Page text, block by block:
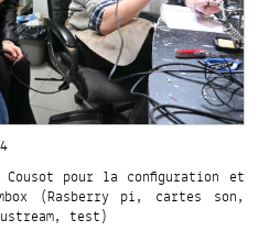
Cousot pour la configuration et
(Rasberry pi, cartes son,
test)